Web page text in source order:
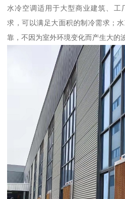
水冷空调适用于大型商业建筑、工
求，可以满足大面积的制冷需求；
靠，不因为室外环境变化而产生大的